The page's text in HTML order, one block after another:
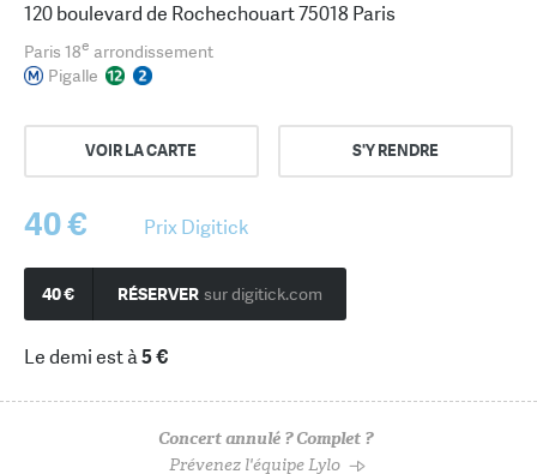
120 boulevard de Rochechouart 75018 Paris
Paris 18e arrondissement
Pigalle
VOIR LA CARTE S'Y RENDRE
40 € Prix Digitick
40 € RÉSERVER sur digitick.com
Le demi est à5 €
Concert annulé ? Complet ?
Prévenez l'équipe Lylo